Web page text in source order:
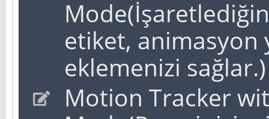
etiket, animasyon
eklemenizi sağlar.)
Motion Tracker